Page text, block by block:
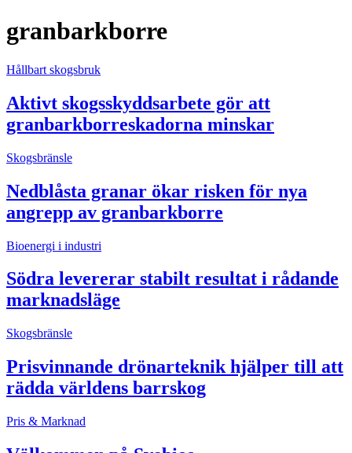
granbarkborre
Hållbart skogsbruk
Aktivt skogsskyddsarbete gör att
granbarkborreskadorna minskar
Skogsbränsle
Nedblåsta granar ökar risken för nya
angrepp av granbarkborre
Bioenergi i industri
Södra levererar stabilt resultat i rådande
marknadsläge
Skogsbränsle
Prisvinnande drönarteknik hjälper till att
rädda världens barrskog
Pris & Marknad